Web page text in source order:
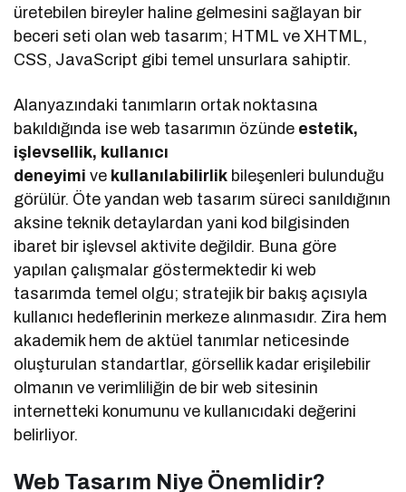
üretebilen bireyler haline gelmesini sağlayan bir
beceri seti olan web tasarım; HTML ve XHTML,
CSS, JavaScript gibi temel unsurlara sahiptir.
Alanyazındaki tanımların ortak noktasına
bakıldığında ise web tasarımın özünde estetik,
işlevsellik, kullanıcı
deneyimive kullanılabilirlik bileşenleri bulunduğu
görülür. Öte yandan web tasarım süreci sanıldığının
aksine teknik detaylardan yani kod bilgisinden
ibaret bir işlevsel aktivite değildir. Buna göre
yapılan çalışmalar göstermektedir ki web
tasarımda temel olgu; stratejik bir bakış açısıyla
kullanıcı hedeflerinin merkeze alınmasıdır. Zira hem
akademik hem de aktüel tanımlar neticesinde
oluşturulan standartlar, görsellik kadar erişilebilir
olmanın ve verimliliğin de bir web sitesinin
internetteki konumunu ve kullanıcıdaki değerini
belirliyor.
Web Tasarım Niye Önemlidir?